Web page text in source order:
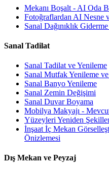
Mekanı Boşalt - AI Oda
Fotoğraflardan AI Nesne
Sanal Dağınıklık
Sanal Tadilat
Sanal Tadilat ve Yenileme
Sanal Mutfak Yenileme
Sanal Banyo Yenileme
Sanal Zemin Değişimi
Sanal Duvar Boyama
Mobilya Makyajı -
Yüzeyleri Yeniden
İnşaat İç Mekan
Önizlemesi
Dış Mekan ve Peyzaj